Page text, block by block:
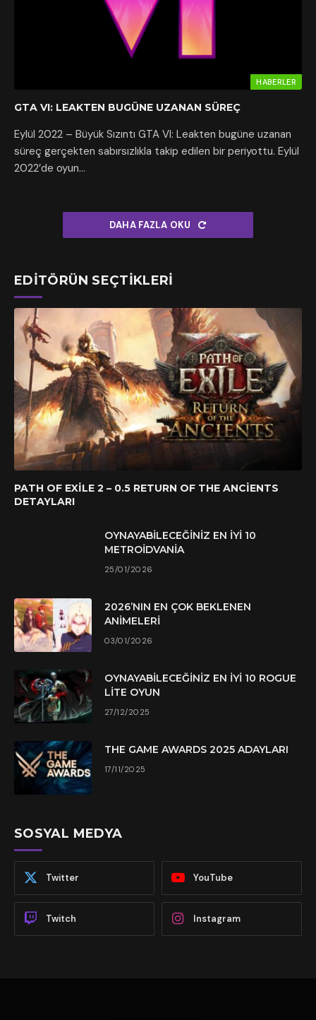
HABERLER
GTA VI: LEAKTEN BUGÜNE UZANAN SÜREÇ
Eylül 2022 – Büyük Sızıntı GTA VI: Leakten bugüne uzanan
süreç gerçekten sabırsızlıkla takip edilen bir periyottu. Eylül
2022’de oyun…
DAHA FAZLA OKU
EDITÖRÜN SEÇTIKLERI
PATH OF EXILE 2 – 0.5 RETURN OF THE ANCIENTS
DETAYLARI
OYNAYABILECEĞINIZ EN İYI 10
METROIDVANIA
25/01/2026
2026’NIN EN ÇOK BEKLENEN
ANIMELERI
03/01/2026
OYNAYABILECEĞINIZ EN İYI 10 ROGUE
LITE OYUN
27/12/2025
THE GAME AWARDS 2025 ADAYLARI
17/11/2025
SOSYAL MEDYA
Twitter YouTube
Twitch Instagram